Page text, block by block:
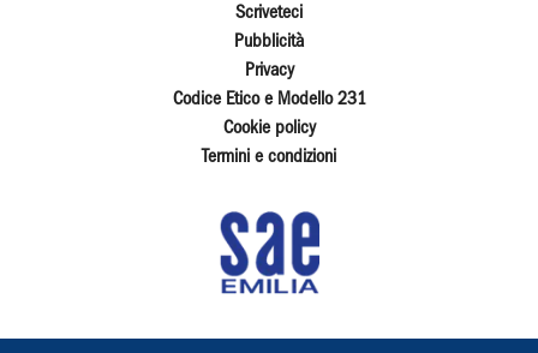
Scriveteci
Pubblicità
Privacy
Codice Etico e Modello 231
Cookie policy
Termini e condizioni